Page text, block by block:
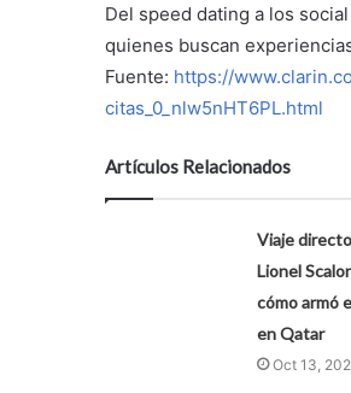
Del speed dating a los
quienes buscan
Fuente: https://
citas_0_nlw5nHT6PL.html
Artículos Relacionados
Viaje
Lionel
cómo armó
en Qatar
Oct 13,